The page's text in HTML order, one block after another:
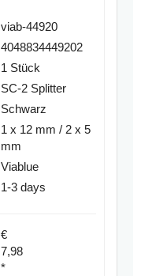
viab-44920
4048834449202
1 Stück
SC-2 Splitter
Schwarz
1 x 12 mm / 2 x 5
mm
Viablue
1-3 days
€
7,98
*